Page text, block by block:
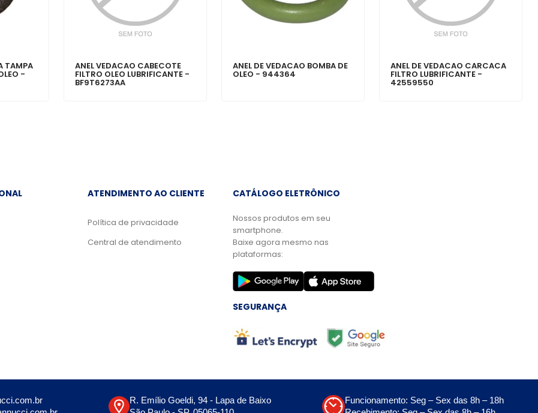
TAMPA
-
ANEL VEDACAO CABECOTE
FILTRO OLEO LUBRIFICANTE -
BF9T6273AA
ANEL DE VEDACAO BOMBA DE
OLEO - 944364
ANEL DE VEDACAO CARCACA
FILTRO LUBRIFICANTE -
42559550
ATENDIMENTO AO CLIENTE
Política de privacidade
Central de atendimento
CATÁLOGO ELETRÔNICO
Nossos produtos em seu
smartphone.
Baixe agora mesmo nas
plataformas:
SEGURANÇA
R. Emílio Goeldi, 94 - Lapa de Baixo
Funcionamento: Seg – Sex das 8h – 18h